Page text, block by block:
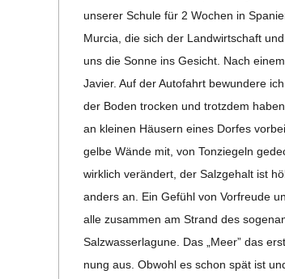
unse­rer Schule für 2 Wochen in
Mur­cia, die sich der Land­wirt­schaft
uns die Sonne ins Gesicht. Nach
Javier. Auf der Auto­fahrt bewun­dere
der Boden tro­cken und trotz­dem
an klei­nen Häu­sern eines Dor­fes
gelbe Wände mit, von Ton­zie­geln
wirk­lich ver­än­dert, der Salz­ge­halt ist
anders an. Ein Gefühl von Vor­freude
alle zusam­men am Strand des
Salz­was­ser­la­gune. Das „Meer” das
nung aus. Obwohl es schon spät ist